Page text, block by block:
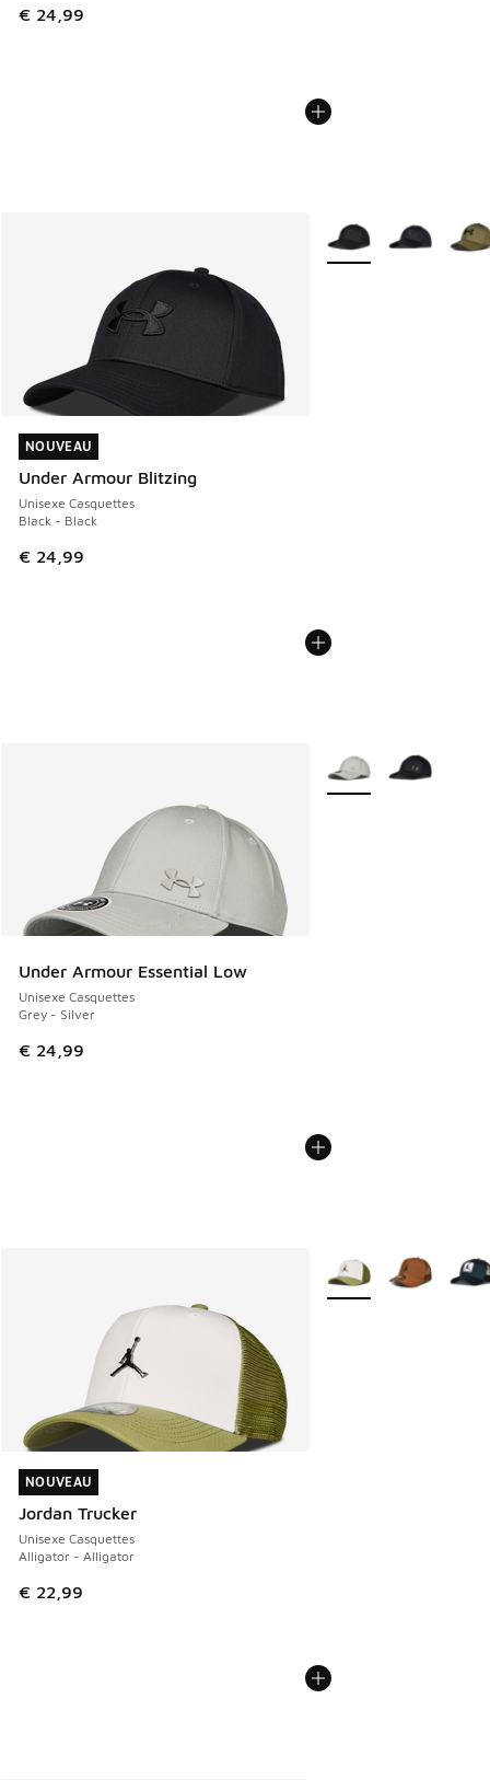
€ 24,99
NOUVEAU
Under Armour Blitzing
Unisexe Casquettes
Black - Black
€ 24,99
NOUVEAU
Plus de couleurs
Under Armour Essential Low
Unisexe Casquettes
Grey - Silver
€ 24,99
Plus de couleurs
NOUVEAU
Jordan Trucker
Unisexe Casquettes
Alligator - Alligator
€ 22,99
NOUVEAU
Plus de couleurs